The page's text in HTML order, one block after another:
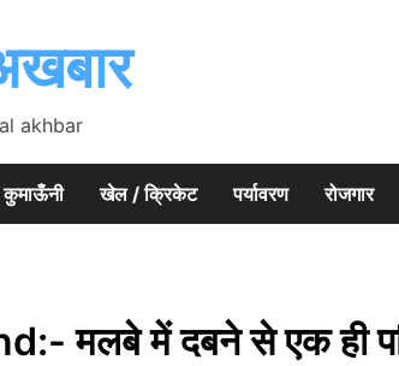
akhbar
कुमाऊँनी खेल / क्रिकेट पर्यावरण रोजगार
मलबे में दबने से एक ही